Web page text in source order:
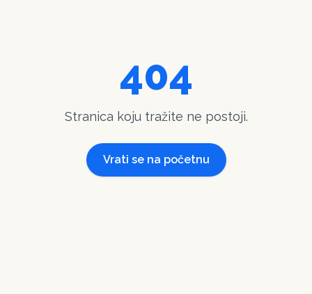
404
Stranica koju tražite ne postoji.
Vrati se na početnu